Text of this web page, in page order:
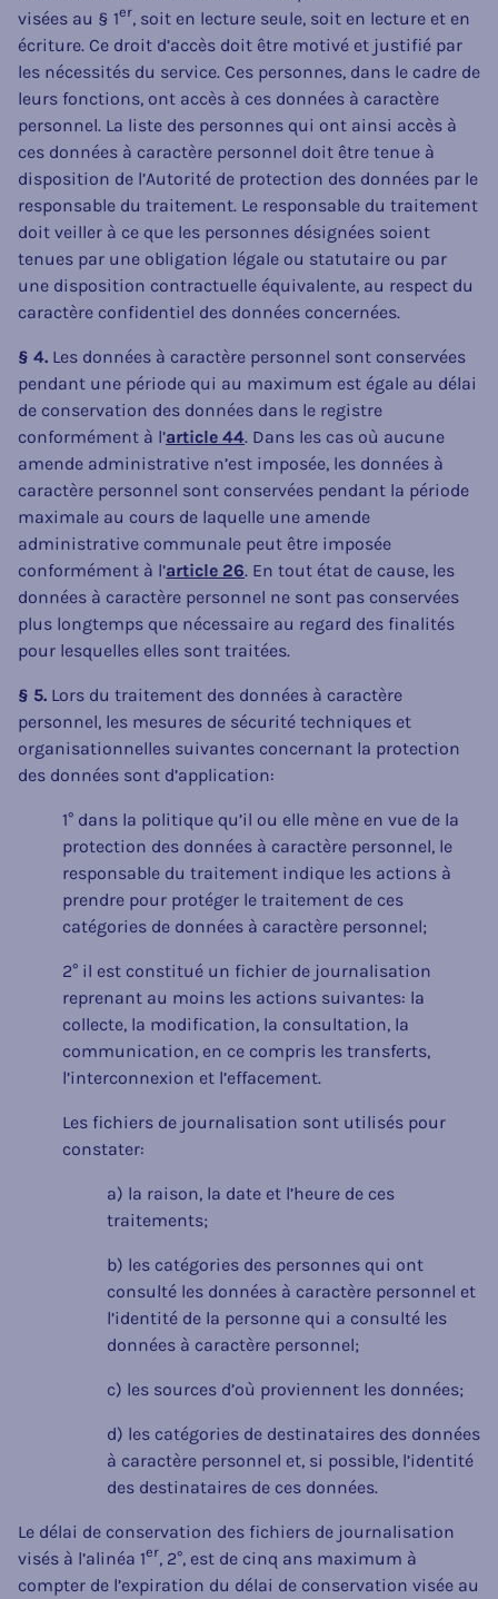
visées au § 1er, soit en lecture seule, soit en lecture et en
écriture. Ce droit d’accès doit être motivé et justifié par
les nécessités du service. Ces personnes, dans le cadre de
leurs fonctions, ont accès à ces données à caractère
personnel. La liste des personnes qui ont ainsi accès à
ces données à caractère personnel doit être tenue à
disposition de l’Autorité de protection des données par le
responsable du traitement. Le responsable du traitement
doit veiller à ce que les personnes désignées soient
tenues par une obligation légale ou statutaire ou par
une disposition contractuelle équivalente, au respect du
caractère confidentiel des données concernées.
§ 4. Les données à caractère personnel sont conservées
pendant une période qui au maximum est égale au délai
de conservation des données dans le registre
conformément à l’article 44. Dans les cas où aucune
amende administrative n’est imposée, les données à
caractère personnel sont conservées pendant la période
maximale au cours de laquelle une amende
administrative communale peut être imposée
conformément à l’article 26. En tout état de cause, les
données à caractère personnel ne sont pas conservées
plus longtemps que nécessaire au regard des finalités
pour lesquelles elles sont traitées.
§ 5. Lors du traitement des données à caractère
personnel, les mesures de sécurité techniques et
organisationnelles suivantes concernant la protection
des données sont d’application:
1° dans la politique qu’il ou elle mène en vue de la
protection des données à caractère personnel, le
responsable du traitement indique les actions à
prendre pour protéger le traitement de ces
catégories de données à caractère personnel;
2° il est constitué un fichier de journalisation
reprenant au moins les actions suivantes: la
collecte, la modification, la consultation, la
communication, en ce compris les transferts,
l’interconnexion et l’effacement.
Les fichiers de journalisation sont utilisés pour
constater:
a) la raison, la date et l’heure de ces
traitements;
b) les catégories des personnes qui ont
consulté les données à caractère personnel et
l’identité de la personne qui a consulté les
données à caractère personnel;
c) les sources d’où proviennent les données;
d) les catégories de destinataires des données
à caractère personnel et, si possible, l’identité
des destinataires de ces données.
Le délai de conservation des fichiers de journalisation
visés à l’alinéa 1er, 2°, est de cinq ans maximum à
compter de l’expiration du délai de conservation visée au